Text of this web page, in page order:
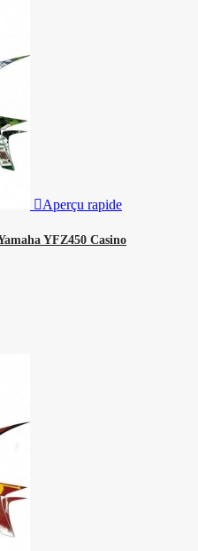
Aperçu rapide
YFZ450 Casino